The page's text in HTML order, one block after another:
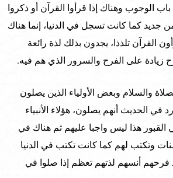
الوجوب وهناك إذا قرأوا القرآن أو ذكروا
كما كانت تسجل في الدنيا، إنما هناك
القرآن تلذذا، يجدون بذلك لذة رائعة
زيادة على الفرح والسرور الذي هم فيه.
والسلام وبعض الأولياء الذين يصلون
في الحديث أنهم يصلون، هؤلاء الأنبياء
القبور هذا ليس واجبا عليهم ثم هناك في
وتكتب لهم كما كانت تكتب في الدنيا
فرحهم أنسهم لذتهم تعظم إذا صلوا في